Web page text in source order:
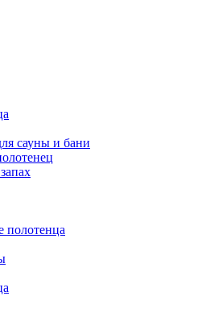
сауны и бани
полотенца